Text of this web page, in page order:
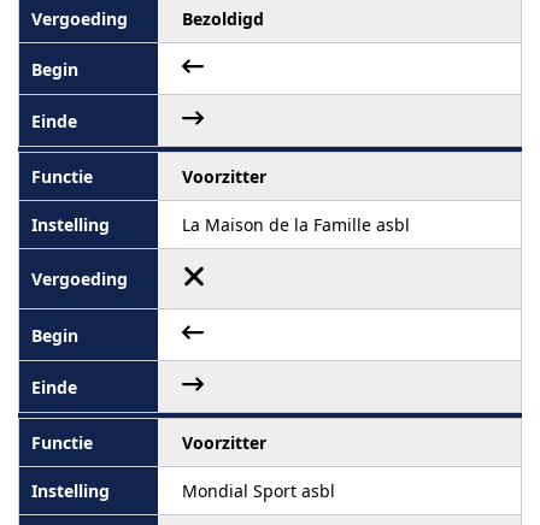
Bezoldigd
Voorzitter
La Maison de la Famille asbl
Voorzitter
Mondial Sport asbl